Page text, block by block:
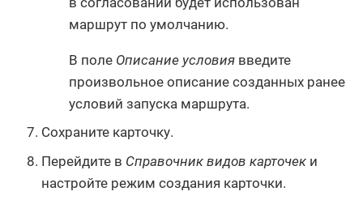
маршрут по умолчанию.
В поле Описание условия введите
произвольное описание созданных ранее
условий запуска маршрута.
Сохраните карточку.
Перейдите в Справочник видов карточек и
настройте режим создания карточки.